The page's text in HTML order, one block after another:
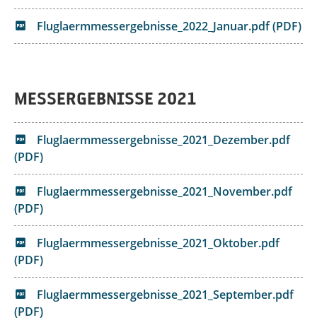
Fluglaermmessergebnisse_2022_Januar.pdf (PDF)
MESSERGEBNISSE 2021
Fluglaermmessergebnisse_2021_Dezember.pdf
(PDF)
Fluglaermmessergebnisse_2021_November.pdf
(PDF)
Fluglaermmessergebnisse_2021_Oktober.pdf
(PDF)
Fluglaermmessergebnisse_2021_September.pdf
(PDF)